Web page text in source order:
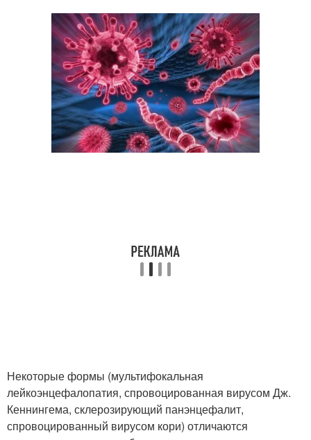
Некоторые формы (мультифокальная
лейкоэнцефалопатия, спровоцированная вирусом Дж.
Кеннингема, склерозирующий панэнцефалит,
спровоцированный вирусом кори) отличаются